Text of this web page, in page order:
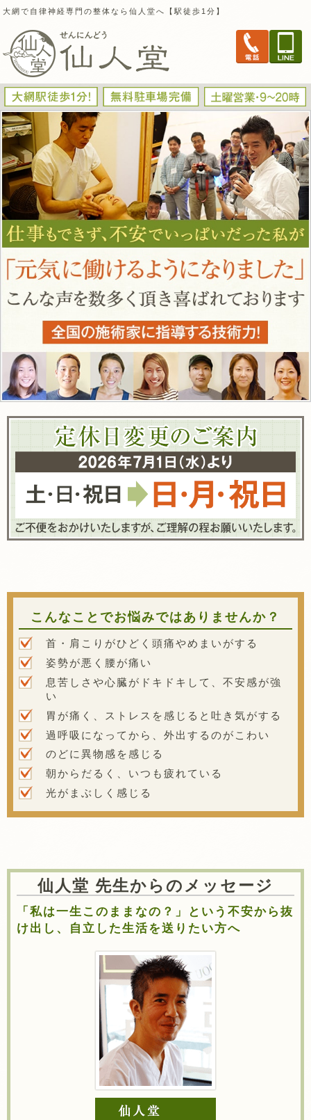
大網で自律神経専門の整体なら仙人堂へ【駅徒歩1分】
こんなことでお悩みではありませんか？
首・肩こりがひどく頭痛やめまいがする
姿勢が悪く腰が痛い
息苦しさや心臓がドキドキして、不安感が強
い
胃が痛く、ストレスを感じると吐き気がする
過呼吸になってから、外出するのがこわい
のどに異物感を感じる
朝からだるく、いつも疲れている
光がまぶしく感じる
仙人堂 先生からのメッセージ
「私は一生このままなの？」という不安から抜
け出し、自立した生活を送りたい方へ